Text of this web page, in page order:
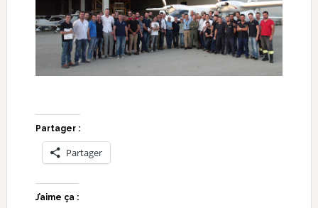
Partager :
Partager
J’aime ça :